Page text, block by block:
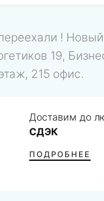
!
19,
215 офис.
Доставим до
СДЭК
ПОДРОБНЕЕ